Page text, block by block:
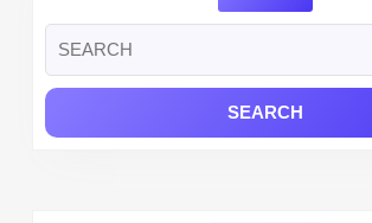
More
for: